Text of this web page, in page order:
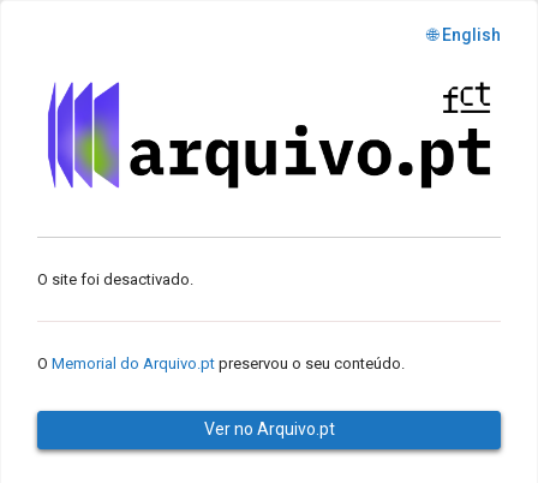
🌐 English
O site foi desactivado.
O Memorial do Arquivo.pt preservou o seu conteúdo.
Ver no Arquivo.pt